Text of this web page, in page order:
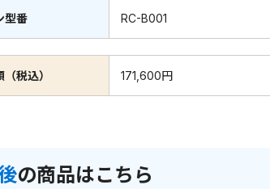
型番 RC-B001
税込） 171,600円
の商品はこちら